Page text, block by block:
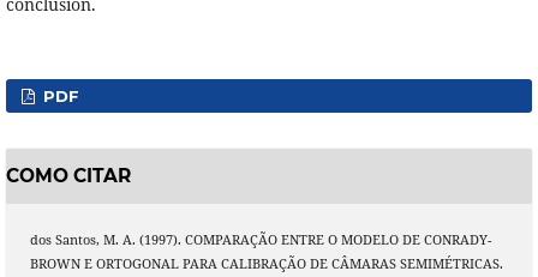
PDF
COMO CITAR
dos Santos, M. A. (1997). COMPARAÇÃO ENTRE O MODELO DE CONRADY-
BROWN E ORTOGONAL PARA CALIBRAÇÃO DE CÂMARAS SEMIMÉTRICAS.